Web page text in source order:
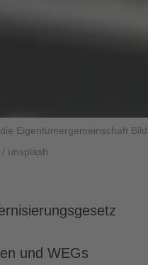
Eigentümergemeinschaft
unsplash
und WEGs